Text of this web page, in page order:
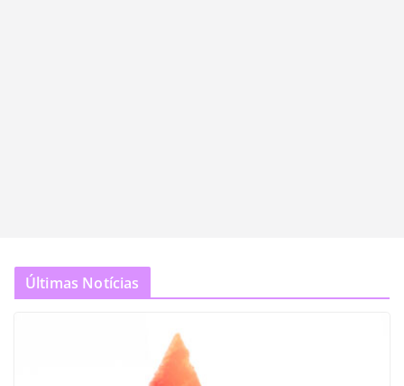
Últimas Notícias